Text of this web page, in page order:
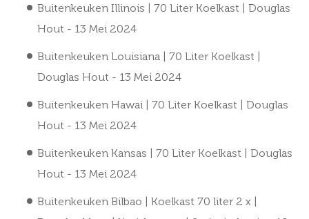
Buitenkeuken Illinois | 70 Liter Koelkast | Douglas
Hout - 13 Mei 2024
Buitenkeuken Louisiana | 70 Liter Koelkast |
Douglas Hout - 13 Mei 2024
Buitenkeuken Hawai | 70 Liter Koelkast | Douglas
Hout - 13 Mei 2024
Buitenkeuken Kansas | 70 Liter Koelkast | Douglas
Hout - 13 Mei 2024
Buitenkeuken Bilbao | Koelkast 70 liter 2 x |